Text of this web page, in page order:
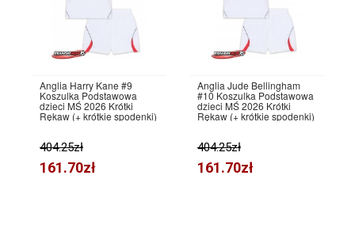
Anglia Harry Kane #9
Koszulka Podstawowa
dzieci MŚ 2026 Krótki
Rękaw (+ krótkie spodenki)
404.25zł
161.70zł
Anglia Jude Bellingham
#10 Koszulka Podstawowa
dzieci MŚ 2026 Krótki
Rękaw (+ krótkie spodenki)
404.25zł
161.70zł